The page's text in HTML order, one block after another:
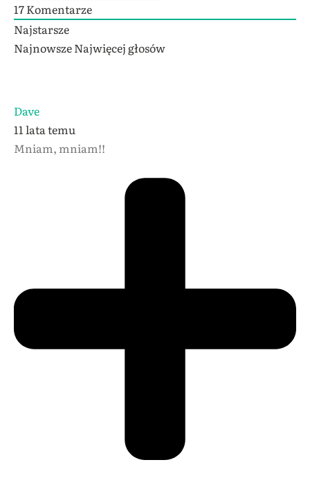
17Komentarze
Najstarsze
NajnowszeNajwięcej głosów
Dave
11 lata temu
Mniam, mniam!!